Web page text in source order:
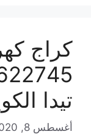
كراج
تيدا
أغسطس 8, 2020